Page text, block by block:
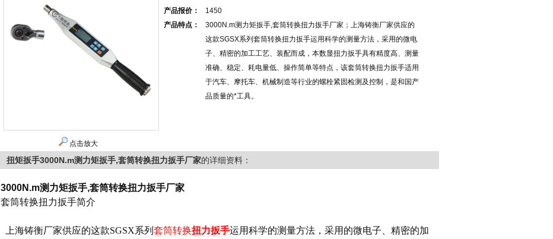
点击放大
产品报价：
1450
产品特点：
3000N.m测力矩扳手,套筒转换扭力扳手厂家；上海铸衡厂家供应的
这款SGSX系列套筒转换扭力扳手运用科学的测量方法，采用的微电
子、精密的加工工艺、装配而成，本数显扭力扳手具有精度高、测量
准确、稳定、耗电量低、操作简单等特点，该套筒转换扭力扳手适用
于汽车、摩托车、机械制造等行业的螺栓紧固检测及控制，是和国产
品质量的*工具。
扭矩扳手3000N.m测力矩扳手,套筒转换扭力扳手厂家的详细资料：
3000N.m测力矩扳手,套筒转换扭力扳手厂家
套筒转换扭力扳手简介
上海铸衡厂家供应的这款SGSX系列 套筒转换扭力扳手运用科学的测量方法，采用的微电子、精密的加